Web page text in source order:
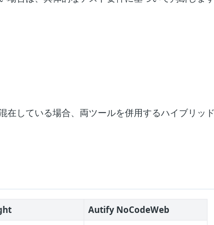
在している場合、両ツールを併用するハイブリッ
Autify NoCodeWeb